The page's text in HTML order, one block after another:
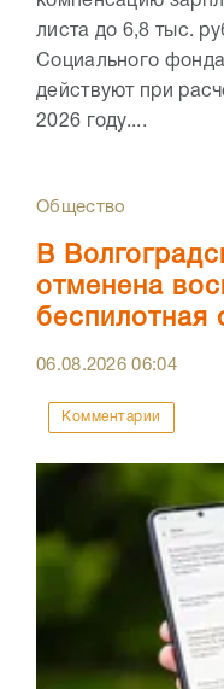
листа до 6,8 тыс.
Социального
действуют при
2026 году....
Общество
В
отменена
беспилотная
06.08.202606:04
Комментарии